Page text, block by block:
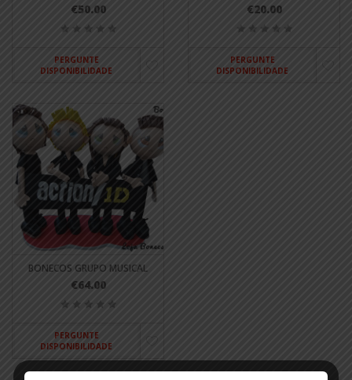
€50.00
PERGUNTE
DISPONIBILIDADE
€20.00
PERGUNTE
DISPONIBILIDADE
BONECOS GRUPO MUSICAL
€64.00
PERGUNTE
DISPONIBILIDADE